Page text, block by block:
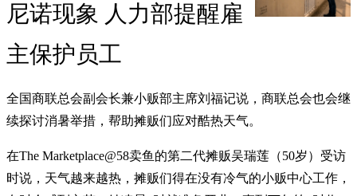
尼诺现象 人力部提醒雇
主保护员工
全国商联总会副会长兼小贩部主席刘福记说，商联总会也会继
续探讨消暑举措，帮助摊贩们应对酷热天气。
在The Marketplace@58卖鱼的第二代摊贩吴瑞莲（50岁）受访
时说，天气越来越热，摊贩们得在没有冷气的小贩中心工作，